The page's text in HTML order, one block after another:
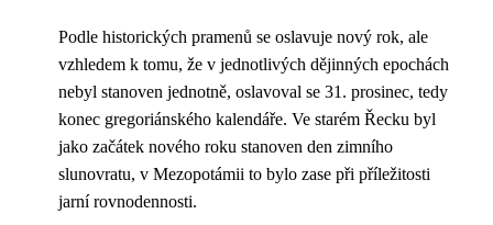
Podle historických pramenů se oslavuje nový rok, ale
vzhledem k tomu, že v jednotlivých dějinných epochách
nebyl stanoven jednotně, oslavoval se 31. prosinec, tedy
konec gregoriánského kalendáře. Ve starém Řecku byl
jako začátek nového roku stanoven den zimního
slunovratu, v Mezopotámii to bylo zase při příležitosti
jarní rovnodennosti.